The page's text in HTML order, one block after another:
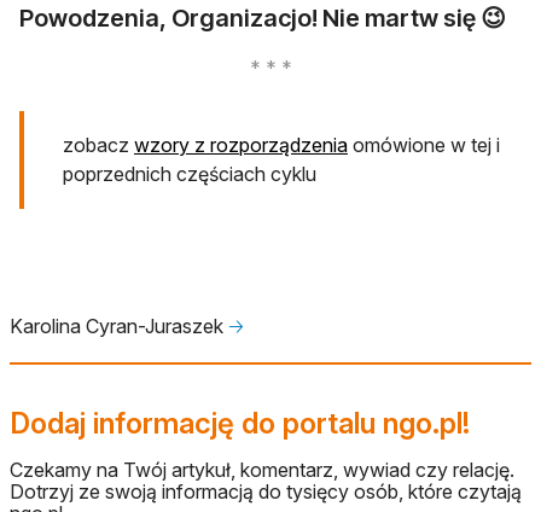
Powodzenia, Organizacjo! Nie martw się 😉
zobacz wzory z rozporządzeniaotwiera się w nowej
omówione w tej i
poprzednich częściach cyklu
Karolina Cyran-Juraszek 🡢
Dodaj informację do portalu ngo.pl!
Czekamy na Twój artykuł, komentarz, wywiad czy relację.
Dotrzyj ze swoją informacją do tysięcy osób, które czytają